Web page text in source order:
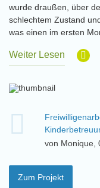
wurde draußen, über
schlechtem Zustand
was einen im ersten
Weiter Lesen
von Monique,
Zum Projekt